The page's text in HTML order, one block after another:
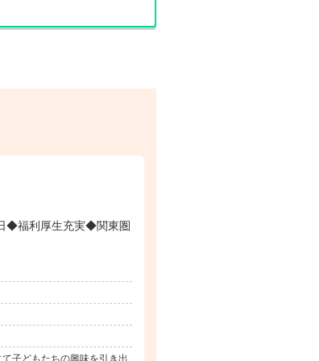
◆福利厚生充実◆関東圏